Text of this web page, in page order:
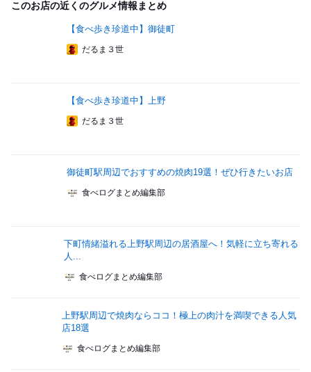
このお店の近くのグルメ情報まとめ
【食べ歩き珍道中】御徒町
だるま３世
【食べ歩き珍道中】上野
だるま３世
御徒町駅周辺でおすすめの焼肉19選！ぜひ行きたいお店
食べログまとめ編集部
下町情緒溢れる上野駅周辺の居酒屋へ！気軽に立ち寄れる
人...
食べログまとめ編集部
上野駅周辺で焼肉ならココ！極上の肉汁を満喫できる人気
店18選
食べログまとめ編集部